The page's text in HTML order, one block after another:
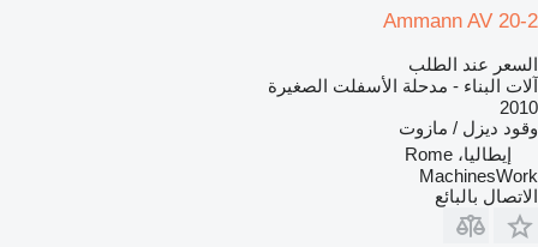
Ammann AV 20-2
السعر عند الطلب
آلات البناء - مدحلة الأسفلت الصغيرة
2010
وقود ديزل / مازوت
إيطاليا، Rome
MachinesWork
الاتصال بالبائع